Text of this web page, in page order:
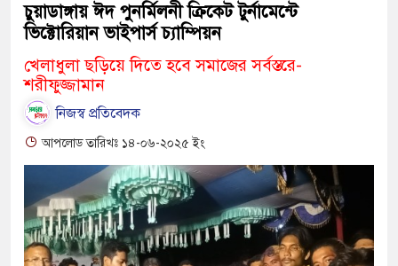
চুয়াডাঙ্গায় ঈদ পুনর্মিলনী ক্রিকেট টুর্নামেন্টে
ভিক্টোরিয়ান ভাইপার্স চ্যাম্পিয়ন
খেলাধুলা ছড়িয়ে দিতে হবে সমাজের সর্বস্তরে-
শরীফুজ্জামান
নিজস্ব প্রতিবেদক
আপলোড তারিখঃ ১৪-০৬-২০২৫ ইং